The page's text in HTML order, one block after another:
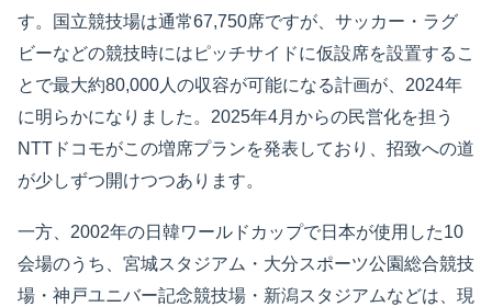
す。国立競技場は通常67,750席ですが、サッカー・ラグ
ビーなどの競技時にはピッチサイドに仮設席を設置するこ
とで最大約80,000人の収容が可能になる計画が、2024年
に明らかになりました。2025年4月からの民営化を担う
NTTドコモがこの増席プランを発表しており、招致への道
が少しずつ開けつつあります。
一方、2002年の日韓ワールドカップで日本が使用した10
会場のうち、宮城スタジアム・大分スポーツ公園総合競技
場・神戸ユニバー記念競技場・新潟スタジアムなどは、現